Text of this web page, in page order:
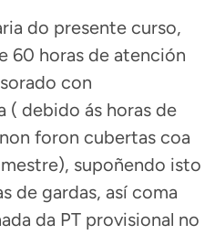
do presente curso,
60 horas de atención
con
( debido ás horas de
foron cubertas coa
supoñendo isto
de gardas, así coma
da PT provisional no